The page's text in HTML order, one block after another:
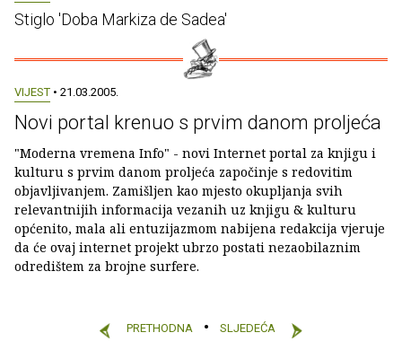
Stiglo 'Doba Markiza de Sadea'
VIJEST • 21.03.2005.
Novi portal krenuo s prvim danom proljeća
"Moderna vremena Info" - novi Internet portal za knjigu i
kulturu s prvim danom proljeća započinje s redovitim
objavljivanjem. Zamišljen kao mjesto okupljanja svih
relevantnijih informacija vezanih uz knjigu & kulturu
općenito, mala ali entuzijazmom nabijena redakcija vjeruje
da će ovaj internet projekt ubrzo postati nezaobilaznim
odredištem za brojne surfere.
PRETHODNA SLJEDEĆA